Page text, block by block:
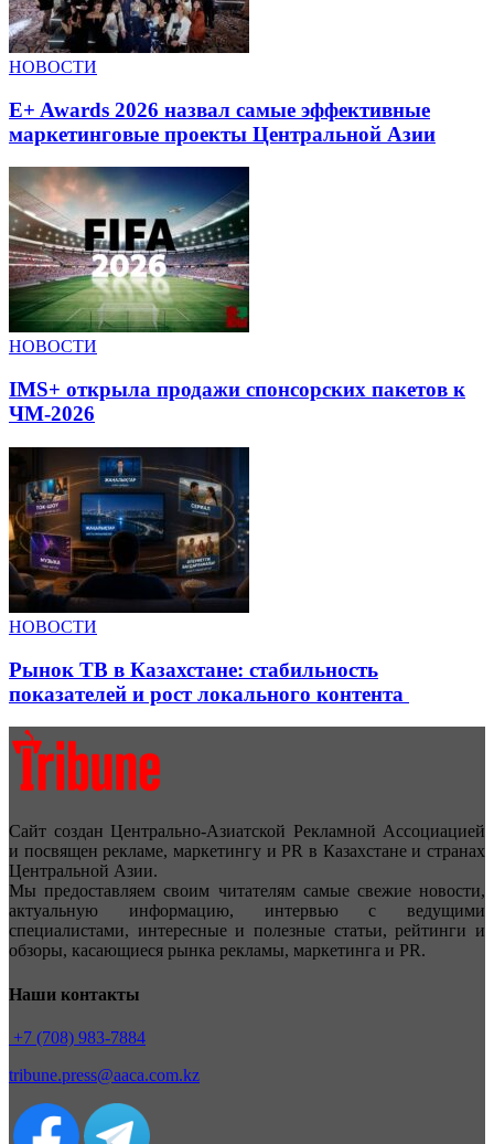
НОВОСТИ
E+ Awards 2026 назвал самые эффективные
маркетинговые проекты Центральной Азии
НОВОСТИ
IMS+ открыла продажи спонсорских пакетов к
ЧМ-2026
НОВОСТИ
Рынок ТВ в Казахстане: стабильность
показателей и рост локального контента
Сайт создан Центрально-Азиатской Рекламной Ассоциацией
и посвящен рекламе, маркетингу и PR в Казахстане и странах
Центральной Азии.
Мы предоставляем своим читателям самые свежие новости,
актуальную информацию, интервью с ведущими
специалистами, интересные и полезные статьи, рейтинги и
обзоры, касающиеся рынка рекламы, маркетинга и PR.
Наши контакты
+7 (708) 983-7884
tribune.press@aaca.com.kz